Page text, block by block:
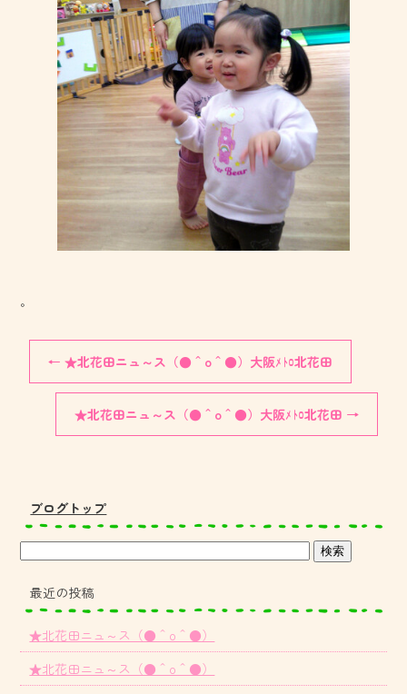
。
← ★北花田ニュ～ス（●＾o＾●）大阪ﾒﾄﾛ北花田
★北花田ニュ～ス（●＾o＾●）大阪ﾒﾄﾛ北花田 →
ブログトップ
最近の投稿
★北花田ニュ～ス（●＾o＾●）
★北花田ニュ～ス（●＾o＾●）